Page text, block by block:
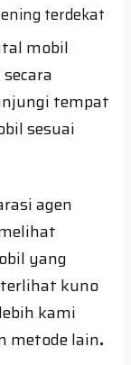
terdekat
mobil
tempat
sesuai
agen
yang
terlihat kuno
kami
metode lain.